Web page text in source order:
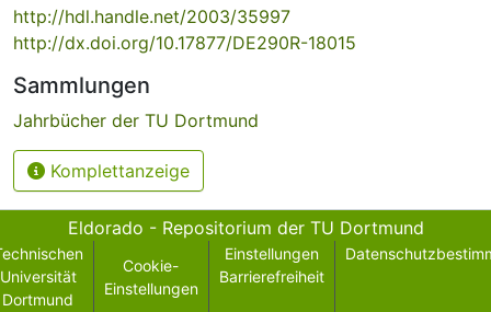
http://hdl.handle.net/2003/35997
http://dx.doi.org/10.17877/DE290R-18015
Sammlungen
Jahrbücher der TU Dortmund
Komplettanzeige
Eldorado - Repositorium der TU Dortmund
Universität
Dortmund
Cookie-
Einstellungen
Einstellungen
Barrierefreiheit